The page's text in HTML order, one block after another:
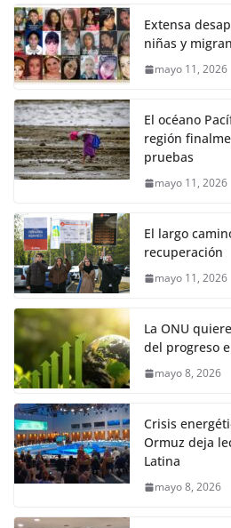
Extensa
niñas y
mayo 11, 2026
El océano
región
pruebas
mayo 11, 2026
El largo
recuperación
mayo 11, 2026
La ONU
del progreso
mayo 8, 2026
Crisis
Ormuz deja
Latina
mayo 8, 2026